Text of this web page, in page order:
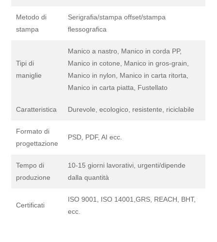
Metodo di
stampa
Serigrafia/stampa offset/stampa
flessografica
Tipi di
maniglie
Manico a nastro, Manico in corda PP,
Manico in cotone, Manico in gros-grain,
Manico in nylon, Manico in carta ritorta,
Manico in carta piatta, Fustellato
Caratteristica Durevole, ecologico, resistente, riciclabile
Formato di
progettazione
PSD, PDF, AI ecc.
Tempo di
produzione
10-15 giorni lavorativi, urgenti/dipende
dalla quantità
Certificati
ISO 9001, ISO 14001,GRS, REACH, BHT,
ecc.